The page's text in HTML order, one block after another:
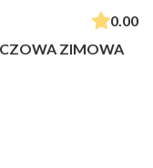
0.00
ZIMOWA